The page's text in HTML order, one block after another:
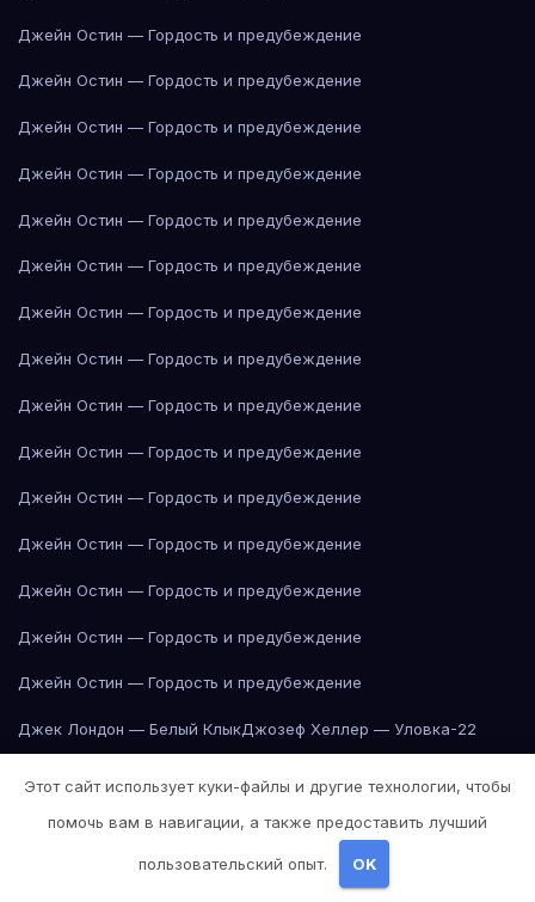
Джейн Остин — Гордость и предубеждение
Джейн Остин — Гордость и предубеждение
Джейн Остин — Гордость и предубеждение
Джейн Остин — Гордость и предубеждение
Джейн Остин — Гордость и предубеждение
Джейн Остин — Гордость и предубеждение
Джейн Остин — Гордость и предубеждение
Джейн Остин — Гордость и предубеждение
Джейн Остин — Гордость и предубеждение
Джейн Остин — Гордость и предубеждение
Джейн Остин — Гордость и предубеждение
Джейн Остин — Гордость и предубеждение
Джейн Остин — Гордость и предубеждение
Джейн Остин — Гордость и предубеждение
Джейн Остин — Гордость и предубеждение
Джек Лондон — Белый КлыкДжозеф Хеллер — Уловка-22
Джордж Оруэлл — 1984Джордж Оруэлл — 1984
Джордж Оруэлл — 1984Джордж Оруэлл — 1984
Этот сайт использует куки-файлы и другие технологии, чтобы
помочь вам в навигации, а также предоставить лучший
пользовательский опыт. OK